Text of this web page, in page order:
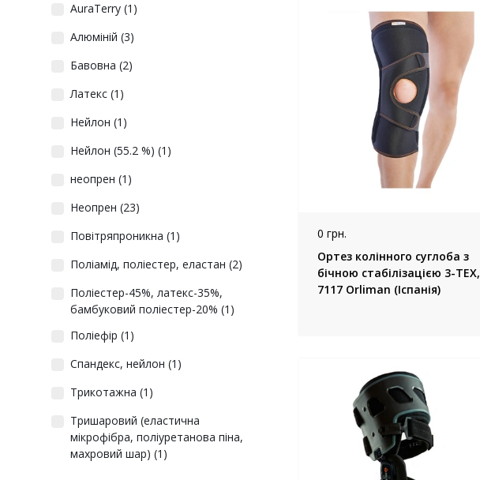
AuraTerry (1)
Алюміній (3)
Бавовна (2)
Латекс (1)
Нейлон (1)
Нейлон (55.2 %) (1)
неопрен (1)
Неопрен (23)
Повітряпроникна (1)
Поліамід, поліестер, еластан (2)
Поліестер-45%, латекс-35%,
бамбуковий поліестер-20% (1)
Поліефір (1)
Спандекс, нейлон (1)
Трикотажна (1)
Тришаровий (еластична
мікрофібра, поліуретанова піна,
махровий шар) (1)
0 грн.
Ортез колінного суглоба з
бічною стабілізацією 3-ТЕХ,
7117 Orliman (Іспанія)